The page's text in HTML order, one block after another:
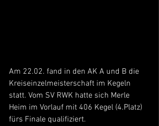
Am 22.02. fand in den AK A und B die
Kreiseinzelmeisterschaft im Kegeln
statt. Vom SV RWK hatte sich Merle
Heim im Vorlauf mit 406 Kegel (4.Platz)
fürs Finale qualifiziert.